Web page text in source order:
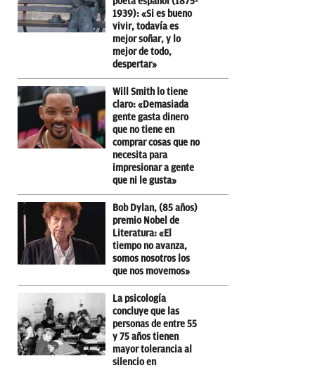
1939): «Si es bueno
vivir, todavía es
mejor soñar, y lo
mejor de todo,
despertar»
Will Smith lo tiene
claro: «Demasiada
gente gasta dinero
que no tiene en
comprar cosas que no
necesita para
impresionar a gente
que ni le gusta»
Bob Dylan, (85 años)
premio Nobel de
Literatura: «El
tiempo no avanza,
somos nosotros los
que nos movemos»
La psicología
concluye que las
personas de entre 55
y 75 años tienen
mayor tolerancia al
silencio en